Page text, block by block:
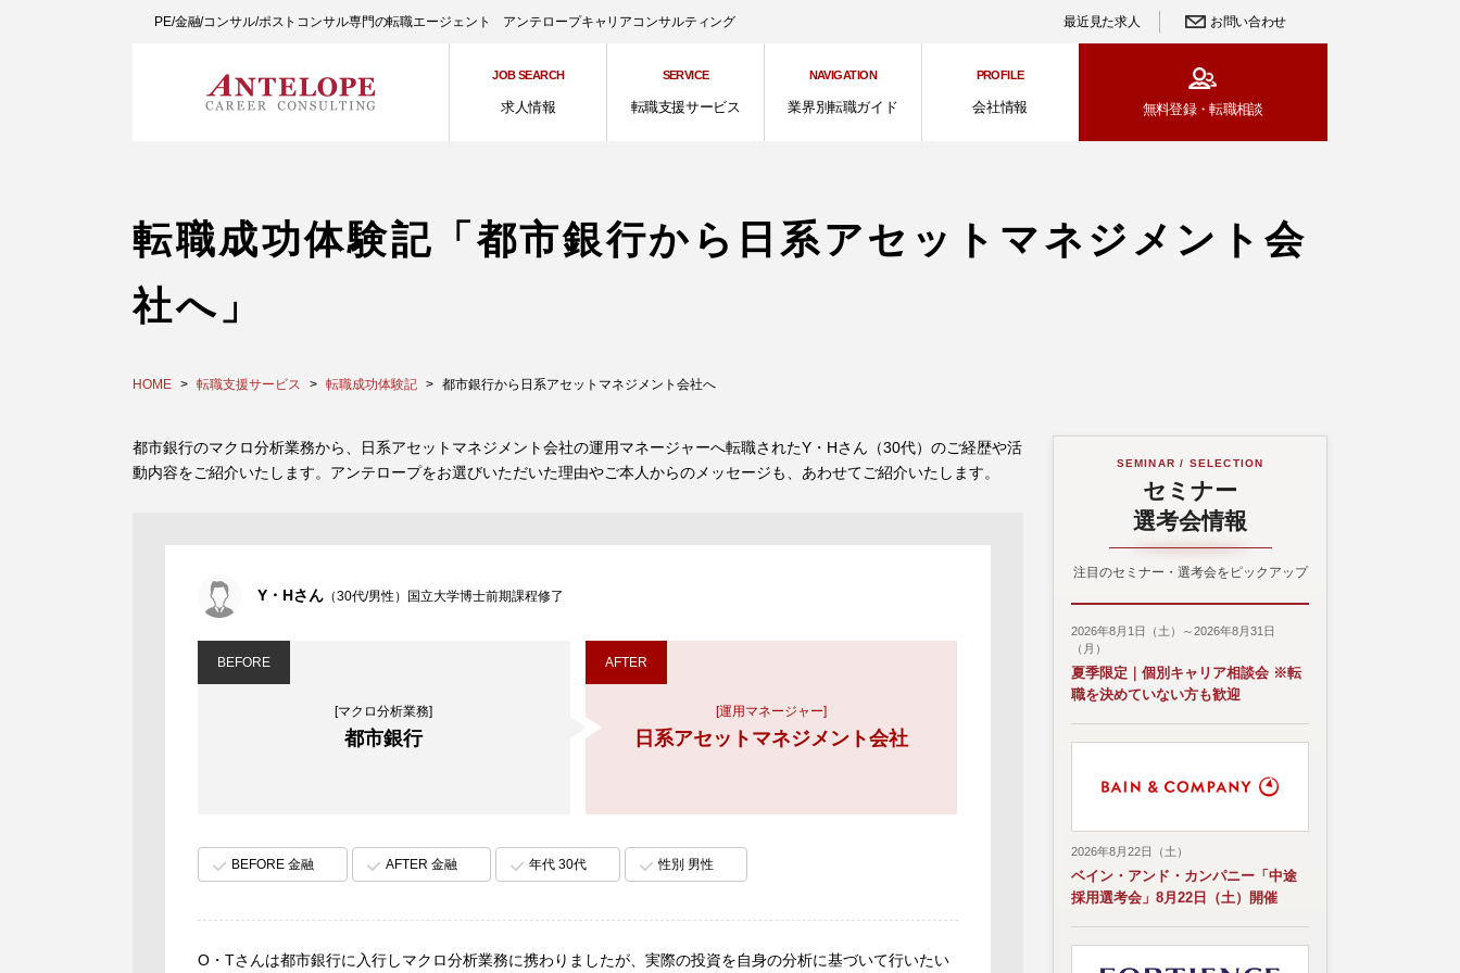
PE/金融/コンサル/ポストコンサル専門の転職エージェント アンテロープキャリアコンサルティング 最近見た求人 お問い合わせ
JOB SEARCH
求人情報
SERVICE
転職支援サービス
NAVIGATION
業界別転職ガイド
PROFILE
会社情報 無料登録・転職相談
転職成功体験記「都市銀行から日系アセットマネジメント会
社へ」
HOME 転職支援サービス 転職成功体験記 都市銀行から日系アセットマネジメント会社へ
都市銀行のマクロ分析業務から、日系アセットマネジメント会社の運用マネージャーへ転職されたY・Hさん（30代）のご経歴や活
動内容をご紹介いたします。アンテロープをお選びいただいた理由やご本人からのメッセージも、あわせてご紹介いたします。
Y・Hさん （30代/男性）国立大学博士前期課程修了
BEFORE
[マクロ分析業務]
都市銀行
AFTER
[運用マネージャー]
日系アセットマネジメント会社
BEFORE 金融 AFTER 金融 年代 30代 性別 男性
O・Tさんは都市銀行に入行しマクロ分析業務に携わりましたが、実際の投資を自身の分析に基づいて行いたい
SEMINAR / SELECTION
セミナー
選考会情報
注目のセミナー・選考会をピックアップ
2026年8月1日（土）～2026年8月31日
（月）
夏季限定｜個別キャリア相談会 ※転
職を決めていない方も歓迎
2026年8月22日（土）
ベイン・アンド・カンパニー「中途
採用選考会」8月22日（土）開催